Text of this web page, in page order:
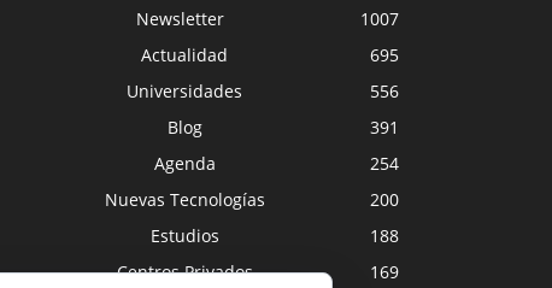
Newsletter
1007
Actualidad
695
Universidades
556
Blog
391
Agenda
254
Nuevas Tecnologías
200
Estudios
188
Centros Privados
169